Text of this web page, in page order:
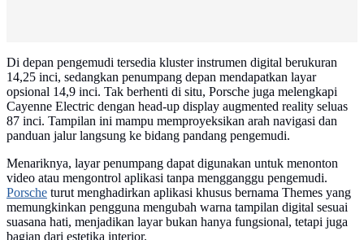
Di depan pengemudi tersedia kluster instrumen digital berukuran
14,25 inci, sedangkan penumpang depan mendapatkan layar
opsional 14,9 inci. Tak berhenti di situ, Porsche juga melengkapi
Cayenne Electric dengan head-up display augmented reality seluas
87 inci. Tampilan ini mampu memproyeksikan arah navigasi dan
panduan jalur langsung ke bidang pandang pengemudi.
Menariknya, layar penumpang dapat digunakan untuk menonton
video atau mengontrol aplikasi tanpa mengganggu pengemudi.
Porsche turut menghadirkan aplikasi khusus bernama Themes yang
memungkinkan pengguna mengubah warna tampilan digital sesuai
suasana hati, menjadikan layar bukan hanya fungsional, tetapi juga
bagian dari estetika interior.